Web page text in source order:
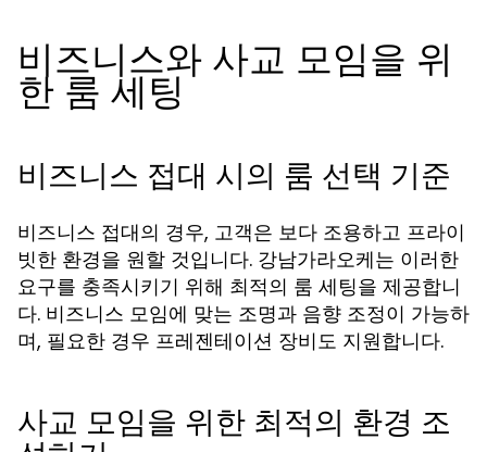
비즈니스와 사교 모임을 위
한 룸 세팅
비즈니스 접대 시의 룸 선택 기준
비즈니스 접대의 경우, 고객은 보다 조용하고 프라이
빗한 환경을 원할 것입니다. 강남가라오케는 이러한
요구를 충족시키기 위해 최적의 룸 세팅을 제공합니
다. 비즈니스 모임에 맞는 조명과 음향 조정이 가능하
며, 필요한 경우 프레젠테이션 장비도 지원합니다.
사교 모임을 위한 최적의 환경 조